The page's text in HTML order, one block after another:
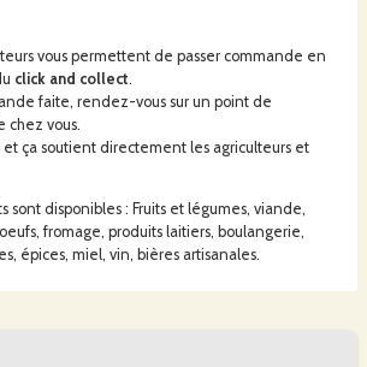
vous permettent de passer commande en
click and collect.
faite, rendez-vous sur un point de
chez vous.
ça soutient directement les agriculteurs et
sont disponibles : Fruits et légumes, viande,
fromage, produits laitiers, boulangerie,
épices, miel, vin, bières artisanales.